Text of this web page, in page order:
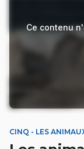
Ce contenu
CINQ - LES